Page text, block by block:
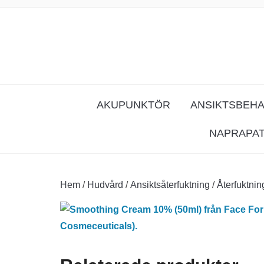
AKUPUNKTÖR
Hem / Hudvård /Ansiktsåterfuktning /